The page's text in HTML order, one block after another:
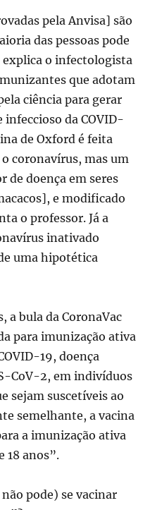
pela Anvisa] são
das pessoas pode
o infectologista
que adotam
ciência para gerar
infeccioso da COVID-
de Oxford é feita
coronavírus, mas um
de doença em seres
e modificado
o professor. Já a
inativado
uma hipotética
a bula da CoronaVac
para imunização ativa
19, doença
CoV-2, em indivíduos
sejam suscetíveis ao
semelhante, a vacina
a imunização ativa
18 anos”.